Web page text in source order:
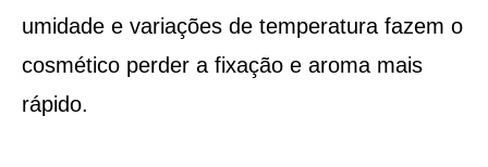
umidade e variações de temperatura fazem o
cosmético perder a fixação e aroma mais
rápido.